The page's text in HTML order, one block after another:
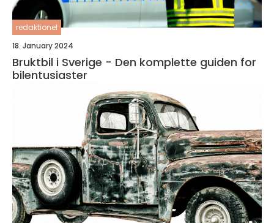
redaktionel
18. January 2024
Bruktbil i Sverige - Den komplette guiden for
bilentusiaster